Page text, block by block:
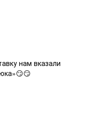
нам вказали